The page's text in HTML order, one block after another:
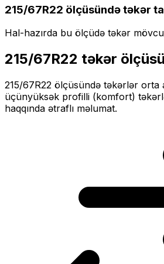
215/67R22 ölçüsündə təkər
Hal-hazırda bu ölçüdə təkər
215/67R22 təkər
215/67R22 ölçüsündə təkərlər orta
üçünyüksək profilli (komfort)
haqqında ətraflı məlumat.